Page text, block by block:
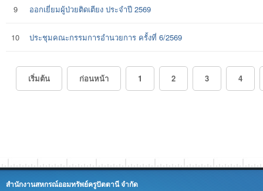
9 ออกเยี่ยมผู้ป่วยติดเตียง ประจำปี 2569
10 ประชุมคณะกรรมการอำนวยการ ครั้งที่ 6/2569
เริ่มต้น ก่อนหน้า 1 2 3 4
สำนักงานสหกรณ์ออมทรัพย์ครูปัตตานี จำกัด